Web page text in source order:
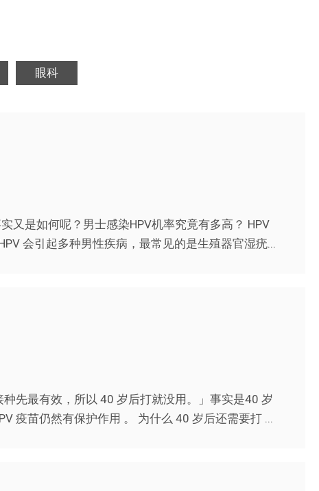
眼科
又是如何呢？男士感染HPV机率究竟有多高？ HPV
会引起多种男性疾病，最常见的是生殖器官湿疣...
先最有效，所以 40 岁后打就没用。」事实是40 岁
疫苗仍然有保护作用 。 为什么 40 岁后还需要打 ...